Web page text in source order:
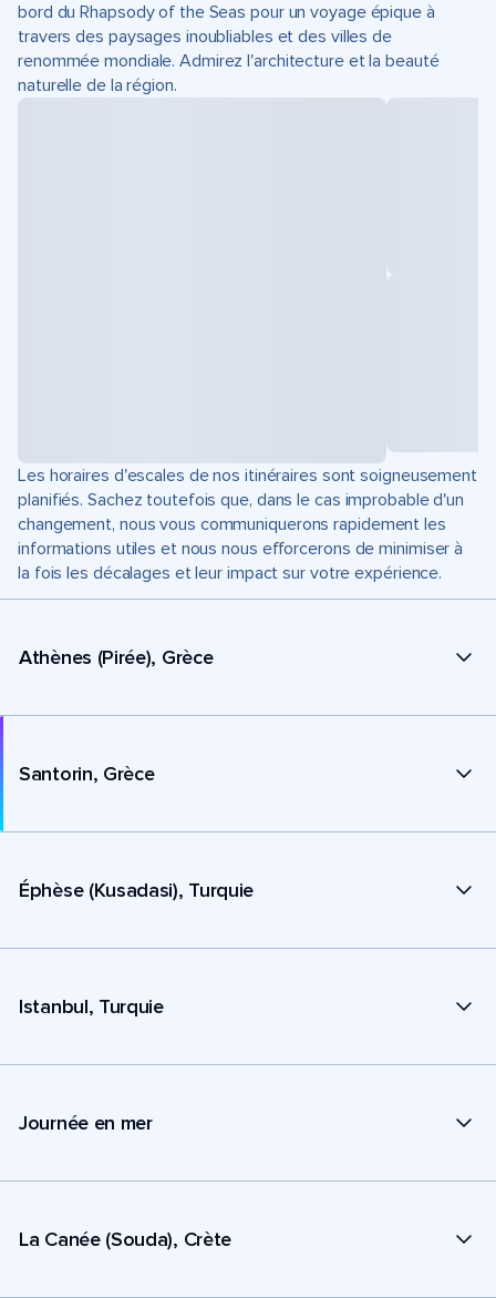
bord du Rhapsody of the Seas pour un voyage épique à
travers des paysages inoubliables et des villes de
renommée mondiale. Admirez l'architecture et la beauté
naturelle de la région.
Les horaires d'escales de nos itinéraires sont soigneusement
planifiés. Sachez toutefois que, dans le cas improbable d'un
changement, nous vous communiquerons rapidement les
informations utiles et nous nous efforcerons de minimiser à
la fois les décalages et leur impact sur votre expérience.
Athènes (Pirée), Grèce
Santorin, Grèce
Éphèse (Kusadasi), Turquie
Istanbul, Turquie
Journée en mer
La Canée (Souda), Crète